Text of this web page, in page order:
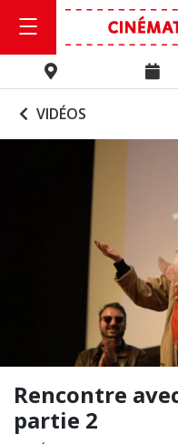
VIDÉOS
Rencontre
partie 2